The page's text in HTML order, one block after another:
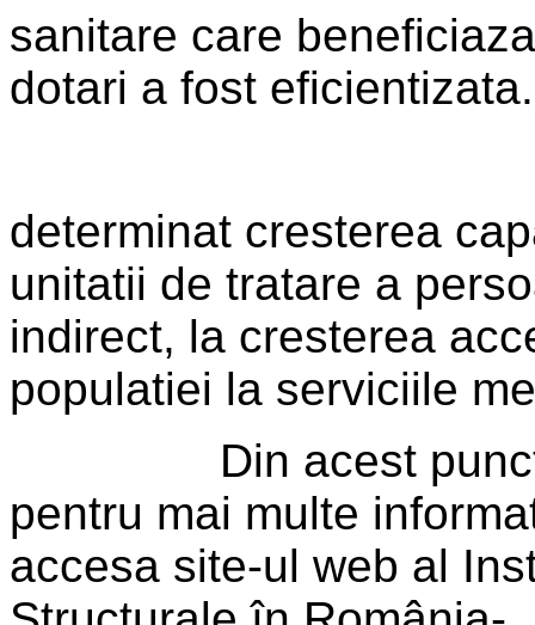
sanitare care
dotari a fost
determinat cresterea
unitatii de tratare a
indirect, la cresterea
populatiei la serviciile
Din acest punct
pentru mai multe
accesa site-ul web al